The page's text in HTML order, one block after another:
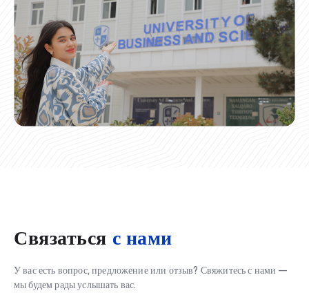
Связаться с нами
У вас есть вопрос, предложение или отзыв? Свяжитесь с нами —
мы будем рады услышать вас.